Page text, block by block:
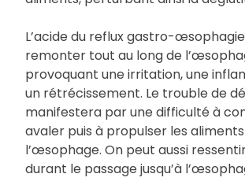
L’acide du reflux gastro-
remonter tout au long de
provoquant une irritation, une
un rétrécissement. Le trouble de
manifestera par une difficulté à
avaler puis à propulser les
l’œsophage. On peut aussi
durant le passage jusqu’à